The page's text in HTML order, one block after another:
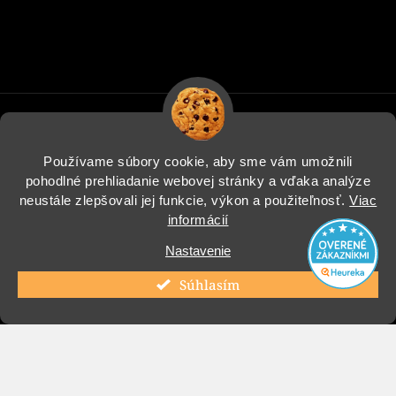
Používame súbory cookie, aby sme vám umožnili
pohodlné prehliadanie webovej stránky a vďaka analýze
neustále zlepšovali jej funkcie, výkon a použiteľnosť.Viac
informácií
Nastavenie
Súhlasím
Informácie pre vás
Instagram